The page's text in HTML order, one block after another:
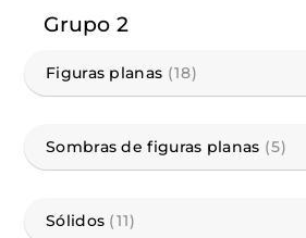
Grupo 2
Figuras planas (18)
Sombras de figuras planas (5)
Sólidos (11)